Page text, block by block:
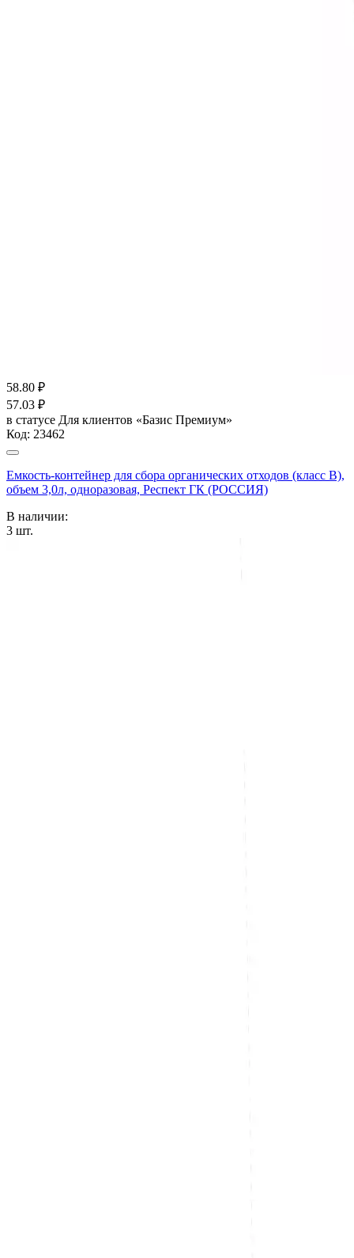
58.80 ₽
57.03 ₽
в статусе Для клиентов «Базис Премиум»
Код: 23462
Емкость-контейнер для сбора органических отходов (класс В),
объем 3,0л, одноразовая, Респект ГК (РОССИЯ)
В наличии:
3 шт.